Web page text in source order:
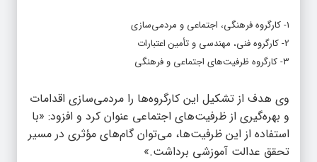
1- کارگروه فرهنگی، اجتماعی و مردمی‌سازی
2- کارگروه فنی، مهندسی و تأمین اعتبارات
3- کارگروه ظرفیت‌های اجتماعی و فرهنگی
وی هدف از تشکیل این کارگروه‌ها را مردمی‌سازی اقدامات
و بهره‌گیری از ظرفیت‌های اجتماعی عنوان کرد و افزود: «با
استفاده از این ظرفیت‌ها، می‌توان گام‌های مؤثری در مسیر
تحقق عدالت آموزشی برداشت.»